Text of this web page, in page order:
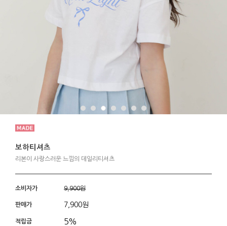
보하티셔츠
리본이 사랑스러운 느낌의 데일리티셔츠
소비자가 9,900원
판매가 7,900원
적립금 5%